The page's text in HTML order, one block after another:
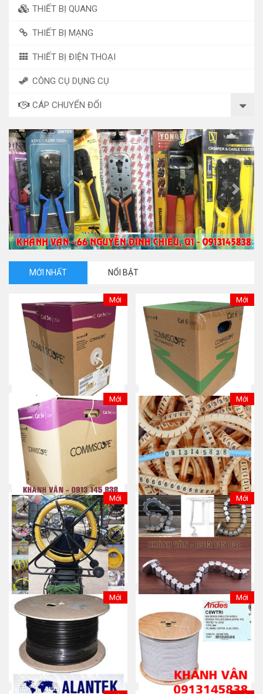
THIẾT BỊ QUANG
THIẾT BỊ MẠNG
THIẾT BỊ ĐIỆN THOẠI
CÔNG CỤ DỤNG CỤ
CÁP CHUYỂN ĐỔI
Previous Next
MỚI NHẤT NỔI BẬT
Mới
NEW – Cáp mạng Cat5e UTP
COMMSCOPE
Mua ngay
Mới
NEW – Cáp mạng
Commscope/AMP CAT 6
Mua ngay
Mới
NEW-Cáp mạng
Commscope Cat 5e chống
nhiễu (STP)
Mua ngay
Mới
Bộ số/chữ/ Vòng đánh số
dây mạng cao su CAT5E
CAT6
Mua ngay
Mới
Ghi kéo/luồn cáp SỈ/LẺ
Mua ngay
Mới
Ống luồn dây dạng khớp nối
– hình vuông
Mua ngay
Mới Mới